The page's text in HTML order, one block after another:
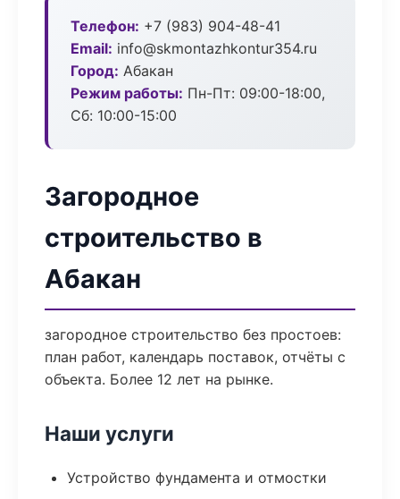
Телефон: +7 (983) 904-48-41
Email: info@skmontazhkontur354.ru
Город: Абакан
Режим работы: Пн-Пт: 09:00-18:00,
Сб: 10:00-15:00
Загородное
строительство в
Абакан
загородное строительство без простоев:
план работ, календарь поставок, отчёты с
объекта. Более 12 лет на рынке.
Наши услуги
Устройство фундамента и отмостки